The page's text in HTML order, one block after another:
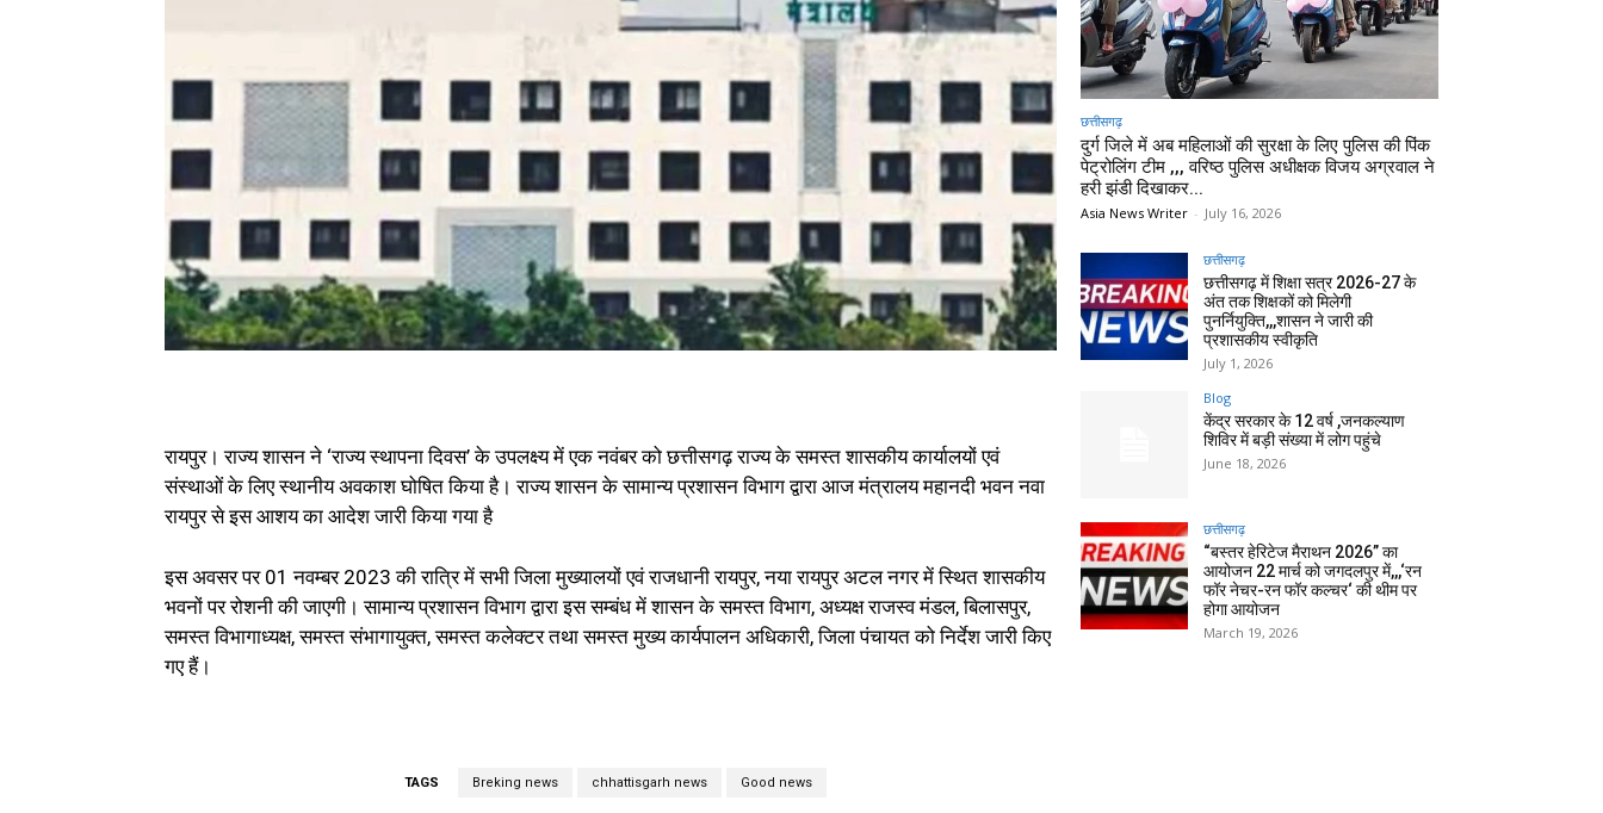
रायपुर। राज्य शासन ने ‘राज्य स्थापना दिवस’ के उपलक्ष्य में एक नवंबर को छत्तीसगढ़ राज्य के समस्त शासकीय कार्यालयों एवं
संस्थाओं के लिए स्थानीय अवकाश घोषित किया है। राज्य शासन के सामान्य प्रशासन विभाग द्वारा आज मंत्रालय महानदी भवन नवा
रायपुर से इस आशय का आदेश जारी किया गया है
इस अवसर पर 01 नवम्बर 2023 की रात्रि में सभी जिला मुख्यालयों एवं राजधानी रायपुर, नया रायपुर अटल नगर में स्थित शासकीय
भवनों पर रोशनी की जाएगी। सामान्य प्रशासन विभाग द्वारा इस सम्बंध में शासन के समस्त विभाग, अध्यक्ष राजस्व मंडल, बिलासपुर,
समस्त विभागाध्यक्ष, समस्त संभागायुक्त, समस्त कलेक्टर तथा समस्त मुख्य कार्यपालन अधिकारी, जिला पंचायत को निर्देश जारी किए
गए हैं।
TAGS Breking news chhattisgarh news Good news
छत्तीसगढ़
दुर्ग जिले में अब महिलाओं की सुरक्षा के लिए पुलिस की पिंक
पेट्रोलिंग टीम ,,, वरिष्ठ पुलिस अधीक्षक विजय अग्रवाल ने
हरी झंडी दिखाकर...
Asia News Writer - July 16, 2026
छत्तीसगढ़
छत्तीसगढ़ में शिक्षा सत्र 2026-27 के
अंत तक शिक्षकों को मिलेगी
पुनर्नियुक्ति,,,शासन ने जारी की
प्रशासकीय स्वीकृति
July 1, 2026
Blog
केंद्र सरकार के 12 वर्ष ,जनकल्याण
शिविर में बड़ी संख्या में लोग पहुंचे
June 18, 2026
छत्तीसगढ़
“बस्तर हेरिटेज मैराथन 2026” का
आयोजन 22 मार्च को जगदलपुर में,,,‘रन
फॉर नेचर-रन फॉर कल्चर‘ की थीम पर
होगा आयोजन
March 19, 2026